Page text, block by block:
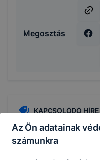
Megosztás
KAPCSOLÓDÓ
Az Ön adatainak
számunkra